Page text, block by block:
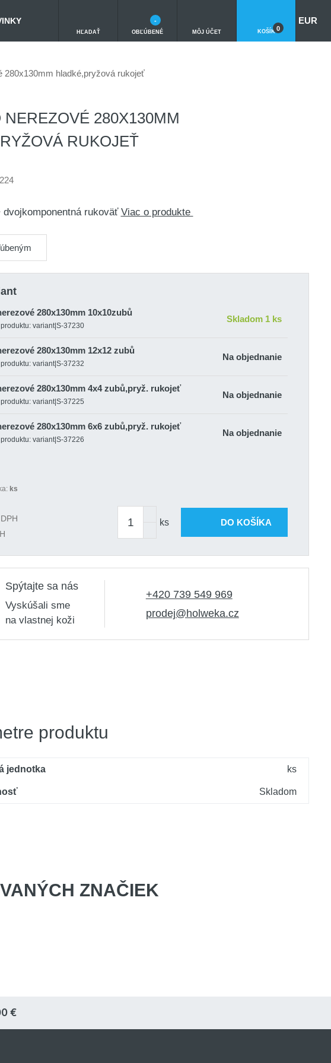
HĽADAŤ OBĽÚBENÉ
-
MÔJ ÚČET KOŠÍK 0
EUR
280x130mm hladké,pryžová rukojeť
NEREZOVÉ 280X130MM
RUKOJEŤ
dvojkomponentná rukoväť Viac o produkte
280x130mm 10x10zubů
produktu: variant|S-37230
Skladom 1 ks
280x130mm 12x12 zubů
produktu: variant|S-37232
Na objednanie
280x130mm 4x4 zubů,pryž. rukojeť
produktu: variant|S-37225
Na objednanie
280x130mm 6x6 zubů,pryž. rukojeť
produktu: variant|S-37226
Na objednanie
variant|S-37228
variant|S-37224
Na objednanie
ks
ks DO KOŠÍKA
Spýtajte sa nás
Vyskúšali sme
na vlastnej koži
+420 739 549 969
prodej@holweka.cz
produktu
jednotka ks
Skladom
ZNAČIEK
€